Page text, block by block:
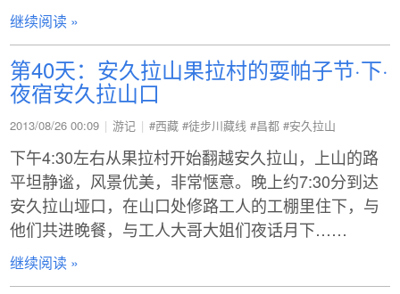
继续阅读 »
第40天：安久拉山果拉村的耍帕子节·下·
夜宿安久拉山口
2013/08/26 00:09 游记 #西藏 #徒步川藏线 #昌都 #安久拉山
下午4:30左右从果拉村开始翻越安久拉山，上山的路
平坦静谧，风景优美，非常惬意。晚上约7:30分到达
安久拉山垭口，在山口处修路工人的工棚里住下，与
他们共进晚餐，与工人大哥大姐们夜话月下……
继续阅读 »